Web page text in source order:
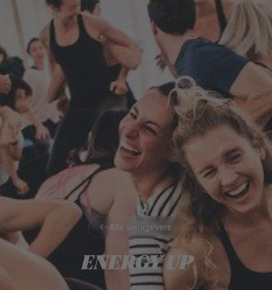
Alle werkgevers
Alle werkgevers
ENERGY UP